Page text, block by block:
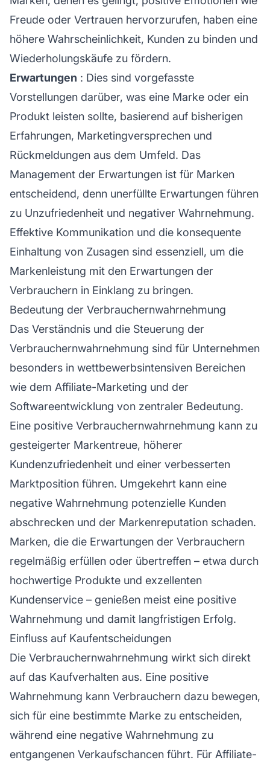
Freude oder Vertrauen hervorzurufen, haben eine
höhere Wahrscheinlichkeit, Kunden zu binden und
Wiederholungskäufe zu fördern.
Erwartungen : Dies sind vorgefasste
Vorstellungen darüber, was eine Marke oder ein
Produkt leisten sollte, basierend auf bisherigen
Erfahrungen, Marketingversprechen und
Rückmeldungen aus dem Umfeld. Das
Management der Erwartungen ist für Marken
entscheidend, denn unerfüllte Erwartungen führen
zu Unzufriedenheit und negativer Wahrnehmung.
Effektive Kommunikation und die konsequente
Einhaltung von Zusagen sind essenziell, um die
Markenleistung mit den Erwartungen der
Verbrauchern in Einklang zu bringen.
Bedeutung der Verbrauchernwahrnehmung
Das Verständnis und die Steuerung der
Verbrauchernwahrnehmung sind für Unternehmen
besonders in wettbewerbsintensiven Bereichen
wie dem Affiliate-Marketing und der
Softwareentwicklung von zentraler Bedeutung.
Eine positive Verbrauchernwahrnehmung kann zu
gesteigerter Markentreue, höherer
Kundenzufriedenheit und einer verbesserten
Marktposition führen. Umgekehrt kann eine
negative Wahrnehmung potenzielle Kunden
abschrecken und der Markenreputation schaden.
Marken, die die Erwartungen der Verbrauchern
regelmäßig erfüllen oder übertreffen – etwa durch
hochwertige Produkte und exzellenten
Kundenservice – genießen meist eine positive
Wahrnehmung und damit langfristigen Erfolg.
Einfluss auf Kaufentscheidungen
Die Verbrauchernwahrnehmung wirkt sich direkt
auf das Kaufverhalten aus. Eine positive
Wahrnehmung kann Verbrauchern dazu bewegen,
sich für eine bestimmte Marke zu entscheiden,
während eine negative Wahrnehmung zu
entgangenen Verkaufschancen führt. Für Affiliate-